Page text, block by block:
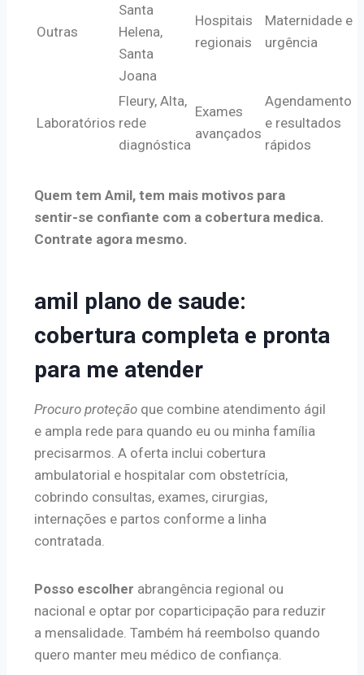
Outras
Santa
Helena,
Santa
Joana
Hospitais
regionais
Maternidade e
urgência
Laboratórios
Fleury, Alta,
rede
diagnóstica
Exames
avançados
Agendamento
e resultados
rápidos
Quem tem Amil, tem mais motivos para
sentir-se confiante com a cobertura medica.
Contrate agora mesmo.
amil plano de saude:
cobertura completa e pronta
para me atender
Procuro proteção que combine atendimento ágil
e ampla rede para quando eu ou minha família
precisarmos. A oferta inclui cobertura
ambulatorial e hospitalar com obstetrícia,
cobrindo consultas, exames, cirurgias,
internações e partos conforme a linha
contratada.
Posso escolher abrangência regional ou
nacional e optar por coparticipação para reduzir
a mensalidade. Também há reembolso quando
quero manter meu médico de confiança.